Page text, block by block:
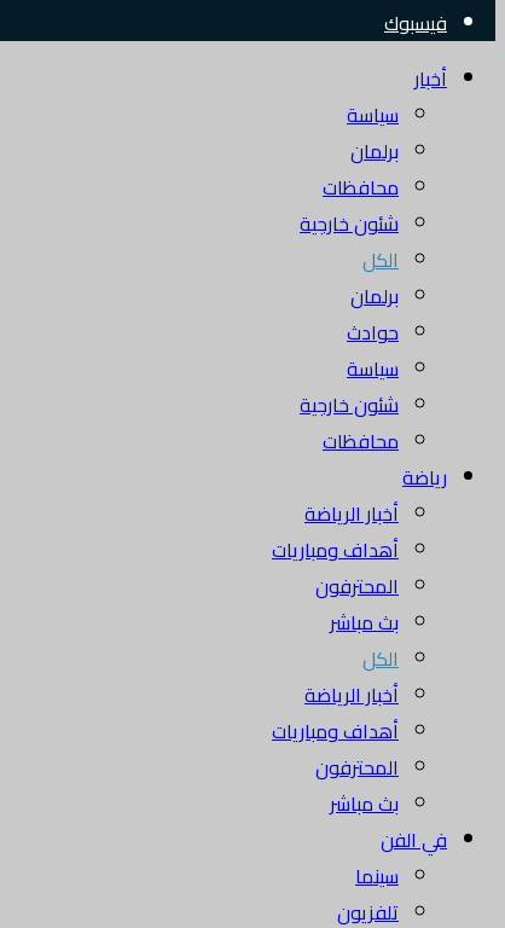
فيسبوك
أخبار
سياسة
برلمان
محافظات
شئون خارجية
الكل
برلمان
حوادث
سياسة
شئون خارجية
محافظات
رياضة
أخبار الرياضة
أهداف ومباريات
المحترفون
بث مباشر
الكل
أخبار الرياضة
أهداف ومباريات
المحترفون
بث مباشر
في الفن
سينما
تلفزيون